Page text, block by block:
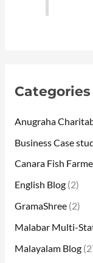
Categories
Anugraha
Business Case
Canara Fish
English Blog(2)
GramaShree(2)
Malabar Multi-
Malayalam Blog